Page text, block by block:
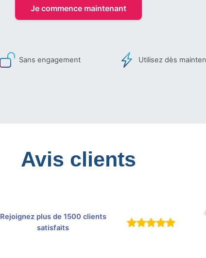
Je commence maintenant
Sans engagement Utilisez dès
Avis clients
Rejoignez plus de 1500 clients
satisfaits